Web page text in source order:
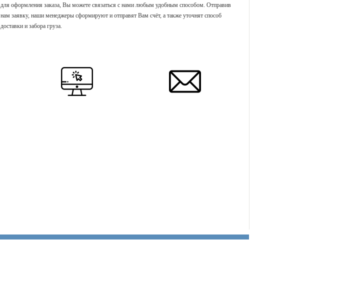
для оформления заказа, Вы можете связаться с нами любым удобным способом. Отправив
нам заявку, наши менеджеры сформируют и отправят Вам счёт, а также уточнят способ
доставки и забора груза.